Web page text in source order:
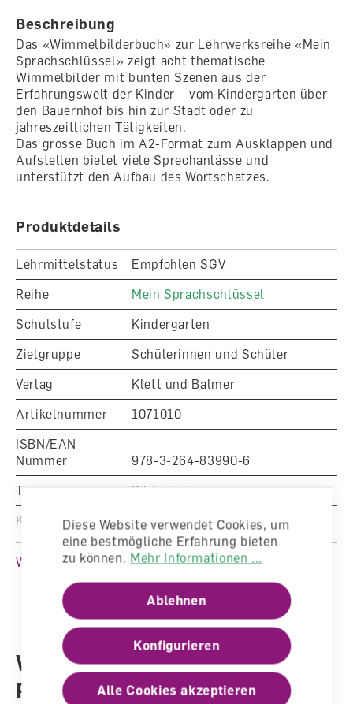
Beschreibung
Das «Wimmelbilderbuch» zur Lehrwerksreihe «Mein
Sprachschlüssel» zeigt acht thematische
Wimmelbilder mit bunten Szenen aus der
Erfahrungswelt der Kinder – vom Kindergarten über
den Bauernhof bis hin zur Stadt oder zu
jahreszeitlichen Tätigkeiten.
Das grosse Buch im A2-Format zum Ausklappen und
Aufstellen bietet viele Sprechanlässe und
unterstützt den Aufbau des Wortschatzes.
Produktdetails
Lehrmittelstatus
Empfohlen SGV
Reihe
Mein Sprachschlüssel
Schulstufe
Kindergarten
Zielgruppe
Schülerinnen und Schüler
Verlag
Klett und Balmer
Artikelnummer
1071010
ISBN/EAN-
Nummer
978-3-264-83990-6
Typ
Bilderbuch
Klasse
Kindergarten
Fachbereich
Deutsch
Ausgabe 2012
Sprache
Deutsch
Lizenzdauer
-
Autoren /
Illustratoren
Autorenteam
Weitere Produktinformationen
Weitere Produkte aus der
Reihe
Diese Website verwendet Cookies, um
eine bestmögliche Erfahrung bieten
zu können. Mehr Informationen ...
Ablehnen
Konfigurieren
Alle Cookies akzeptieren